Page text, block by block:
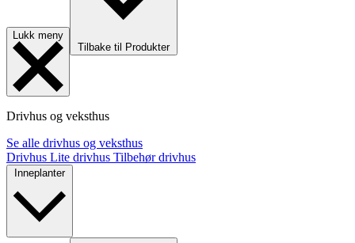
Lukk meny
Tilbake til Produkter
Drivhus og veksthus
Se alle drivhus og veksthus
Drivhus Lite drivhus Tilbehør drivhus
Inneplanter